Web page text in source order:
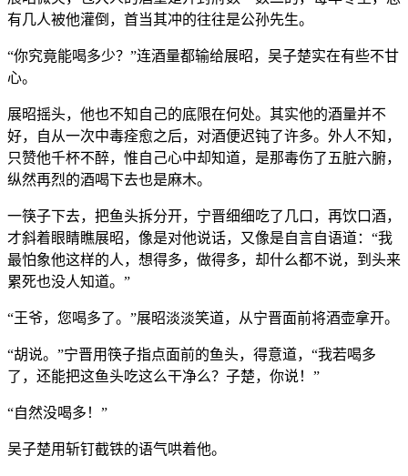
有几人被他灌倒，首当其冲的往往是公孙先生。
“你究竟能喝多少？”连酒量都输给展昭，吴子楚实在有些不甘
心。
展昭摇头，他也不知自己的底限在何处。其实他的酒量并不
好，自从一次中毒痊愈之后，对酒便迟钝了许多。外人不知，
只赞他千杯不醉，惟自己心中却知道，是那毒伤了五脏六腑，
纵然再烈的酒喝下去也是麻木。
一筷子下去，把鱼头拆分开，宁晋细细吃了几口，再饮口酒，
才斜着眼睛瞧展昭，像是对他说话，又像是自言自语道：“我
最怕象他这样的人，想得多，做得多，却什么都不说，到头来
累死也没人知道。”
“王爷，您喝多了。”展昭淡淡笑道，从宁晋面前将酒壶拿开。
“胡说。”宁晋用筷子指点面前的鱼头，得意道，“我若喝多
了，还能把这鱼头吃这么干净么？子楚，你说！”
“自然没喝多！”
吴子楚用斩钉截铁的语气哄着他。